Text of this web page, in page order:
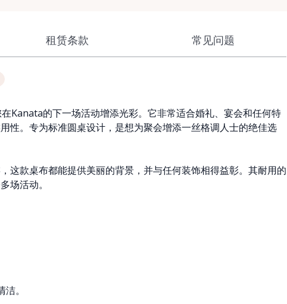
租赁条款 常见问题
Kanata的下一场活动增添光彩。它非常适合婚礼、宴会和任何特
性。专为标准圆桌设计，是想为聚会增添一丝格调人士的绝佳选
这款桌布都能提供美丽的背景，并与任何装饰相得益彰。其耐用的
场活动。
。